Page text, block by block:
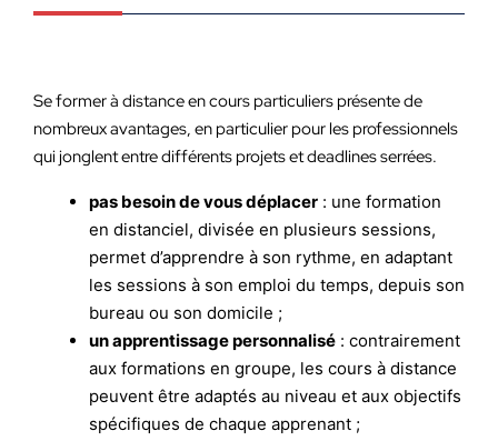
Se former à distance en cours particuliers présente de
nombreux avantages, en particulier pour les professionnels
qui jonglent entre différents projets et deadlines serrées.
pas besoin de vous déplacer : une formation
en distanciel, divisée en plusieurs sessions,
permet d’apprendre à son rythme, en adaptant
les sessions à son emploi du temps, depuis son
bureau ou son domicile ;
un apprentissage personnalisé : contrairement
aux formations en groupe, les cours à distance
peuvent être adaptés au niveau et aux objectifs
spécifiques de chaque apprenant ;